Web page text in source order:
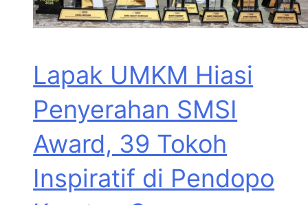
Lapak UMKM Hiasi
Penyerahan SMSI
Award, 39 Tokoh
Inspiratif di Pendopo